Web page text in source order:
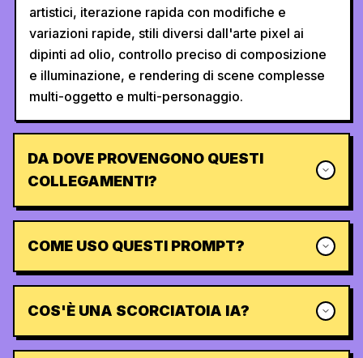
artistici, iterazione rapida con modifiche e
variazioni rapide, stili diversi dall'arte pixel ai
dipinti ad olio, controllo preciso di composizione
e illuminazione, e rendering di scene complesse
multi-oggetto e multi-personaggio.
DA DOVE PROVENGONO QUESTI
COLLEGAMENTI?
COME USO QUESTI PROMPT?
COS'È UNA SCORCIATOIA IA?